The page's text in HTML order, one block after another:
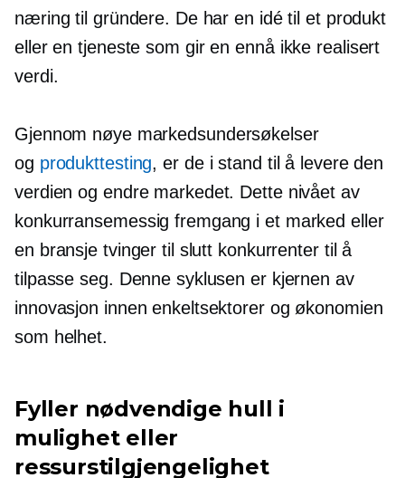
næring til gründere. De har en idé til et produkt
eller en tjeneste som gir enennå ikke realisert
verdi.
Gjennom nøye markedsundersøkelser
og produkttesting, er de i stand til å levere den
verdien og endre markedet. Dette nivået av
konkurransemessig fremgang i et marked eller
en bransje tvinger til slutt konkurrenter til å
tilpasse seg. Denne syklusen er kjernen av
innovasjon innen enkeltsektorer og økonomien
som helhet.
Fyller nødvendige hull i
mulighet eller
ressurstilgjengelighet